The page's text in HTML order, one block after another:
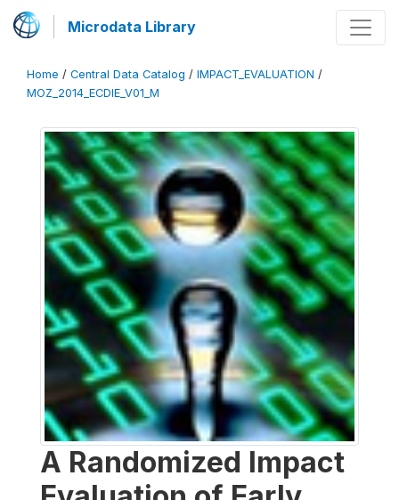
Microdata Library
Home / Central Data Catalog / IMPACT_EVALUATION /
MOZ_2014_ECDIE_V01_M
A Randomized Impact